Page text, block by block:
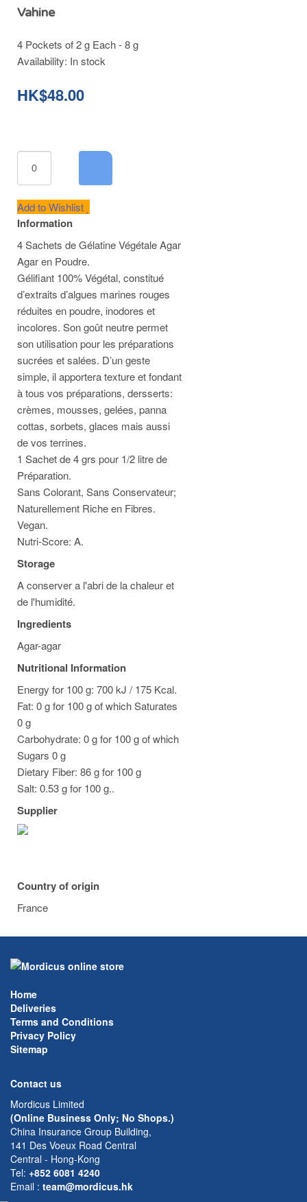
Vahine
4 Pockets of 2 g Each - 8 g
Availability: In stock
HK$48.00
Add to Wishlist
Information
4 Sachets de Gélatine Végétale Agar
Agar en Poudre.
Gélifiant 100% Végétal, constitué
d’extraits d’algues marines rouges
réduites en poudre, inodores et
incolores. Son goût neutre permet
son utilisation pour les préparations
sucrées et salées. D’un geste
simple, il apportera texture et fondant
à tous vos préparations, dersserts:
crèmes, mousses, gelées, panna
cottas, sorbets, glaces mais aussi
de vos terrines.
1 Sachet de 4 grs pour 1/2 litre de
Préparation.
Sans Colorant, Sans Conservateur;
Naturellement Riche en Fibres.
Vegan.
Nutri-Score: A.
Storage
A conserver a l'abri de la chaleur et
de l'humidité.
Ingredients
Agar-agar
Nutritional Information
Energy for 100 g: 700 kJ / 175 Kcal.
Fat: 0 g for 100 g of which Saturates
0 g
Carbohydrate: 0 g for 100 g of which
Sugars 0 g
Dietary Fiber: 86 g for 100 g
Salt: 0.53 g for 100 g..
Supplier
Country of origin
France
Home
Deliveries
Terms and Conditions
Privacy Policy
Sitemap
Contact us
Mordicus Limited
(Online Business Only; No Shops.)
China Insurance Group Building,
141 Des Voeux Road Central
Central - Hong-Kong
Tel: +852 6081 4240
Email : team@mordicus.hk